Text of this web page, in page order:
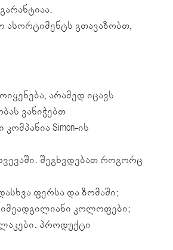
ასორტიმენტს გთავაზობთ,
არამედ იცავს
ვანიჭებთ
Simon-ის
შეგხვდებათ როგორც
ფერსა და ზომაში;
კოლოფები;
პროდუქტი